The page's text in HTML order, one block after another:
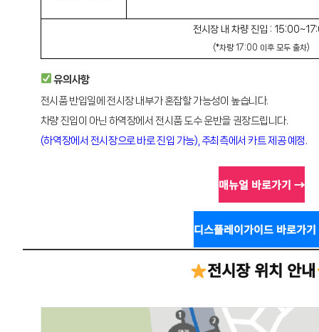
전시장 내 차량 진입 :
(*차량 17:00 이후 모두 출차)
유의사항
전시품 반입일에 전시장 내부가 혼잡할 가능성이 높습니다.
차량 진입이 아닌 하역장에서 전시품 도수 운반을 권장드립니다.
(하역장에서 전시장으로 바로 진입 가능), 주최측에서 카트 제공 예정.
매뉴얼 바로가기 →
디스플레이가이드 바로가
전시장 위치 안내